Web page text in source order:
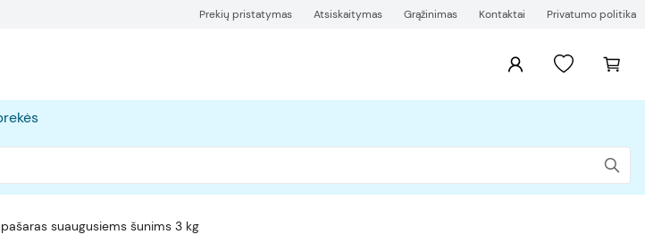
Prekių pristatymas Atsiskaitymas Grąžinimas Kontaktai Privatumo politika
suaugusiems šunims 3 kg